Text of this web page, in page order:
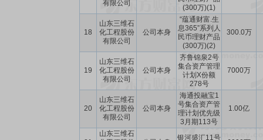
有限公司
(300万)(1)
18
山东三维石
化工程股份
有限公司
公司本身
“蕴通财富.生
息365”系列人
民币理财产品
(300万)(2)
300.0万
19
山东三维石
化工程股份
有限公司
公司本身
齐鲁锦泉2号
集合资产管理
计划X份额
278号
7000万
20
山东三维石
化工程股份
有限公司
公司本身
海通投融宝1
号集合资产管
理计划优先级
3月期113号
1.00亿
山东三维石
银河盛汇11号